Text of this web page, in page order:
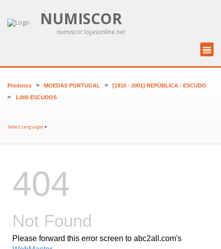
NUMISCOR
numiscor.lojasonline.net
Produtos > MOEDAS PORTUGAL > [1910 - 2001] REPÚBLICA - ESCUDO
> 1.000 ESCUDOS
Select Language ▼